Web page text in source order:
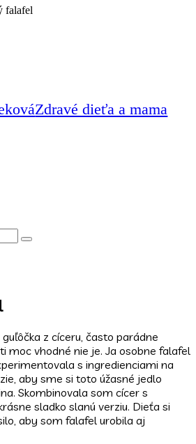
falafel
Zdravé dieťa a mama
z cíceru, často parádne
moc vhodné nie je. Ja osobne falafel
s ingredienciami na
aby sme si toto úžasné jedlo
Skombinovala som cícer s
sladko slanú verziu. Dieťa si
aby som falafel urobila aj